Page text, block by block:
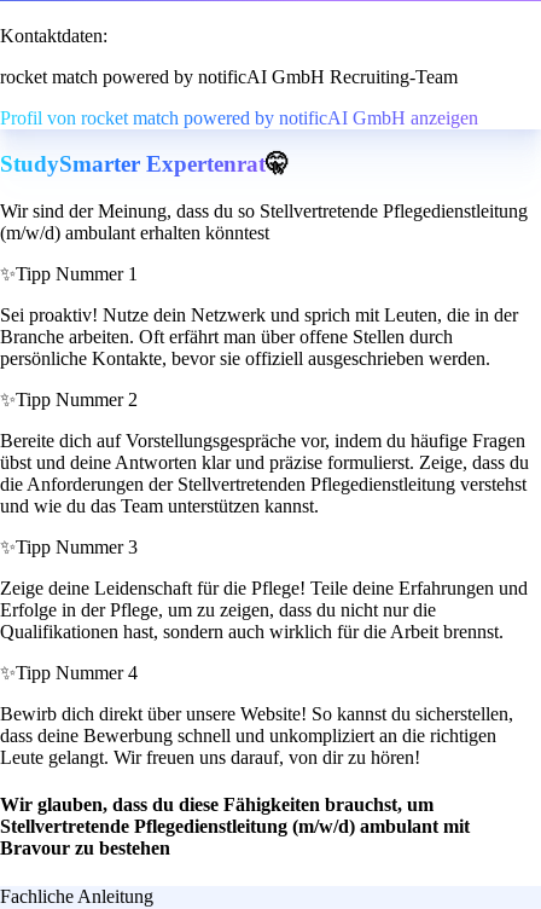
Kontaktdaten:
rocket match powered by notificAI GmbH Recruiting-Team
Profil von rocket match powered by notificAI GmbH anzeigen
StudySmarter Expertenrat🤫
Wir sind der Meinung, dass du so Stellvertretende Pflegedienstleitung
(m/w/d) ambulant erhalten könntest
✨Tipp Nummer 1
Sei proaktiv! Nutze dein Netzwerk und sprich mit Leuten, die in der
Branche arbeiten. Oft erfährt man über offene Stellen durch
persönliche Kontakte, bevor sie offiziell ausgeschrieben werden.
✨Tipp Nummer 2
Bereite dich auf Vorstellungsgespräche vor, indem du häufige Fragen
übst und deine Antworten klar und präzise formulierst. Zeige, dass du
die Anforderungen der Stellvertretenden Pflegedienstleitung verstehst
und wie du das Team unterstützen kannst.
✨Tipp Nummer 3
Zeige deine Leidenschaft für die Pflege! Teile deine Erfahrungen und
Erfolge in der Pflege, um zu zeigen, dass du nicht nur die
Qualifikationen hast, sondern auch wirklich für die Arbeit brennst.
✨Tipp Nummer 4
Bewirb dich direkt über unsere Website! So kannst du sicherstellen,
dass deine Bewerbung schnell und unkompliziert an die richtigen
Leute gelangt. Wir freuen uns darauf, von dir zu hören!
Wir glauben, dass du diese Fähigkeiten brauchst, um
Stellvertretende Pflegedienstleitung (m/w/d) ambulant mit
Bravour zu bestehen
Fachliche Anleitung